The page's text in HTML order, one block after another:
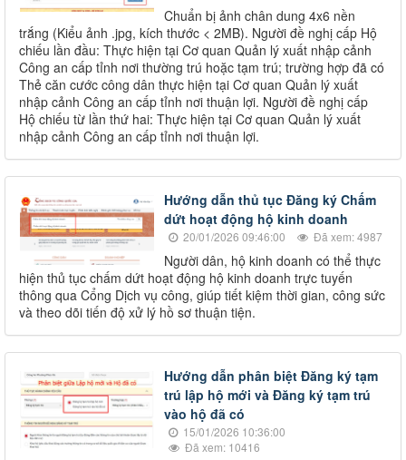
Chuẩn bị ảnh chân dung 4x6 nền
trắng (Kiểu ảnh .jpg, kích thước < 2MB). Người đề nghị cấp Hộ
chiếu lần đầu: Thực hiện tại Cơ quan Quản lý xuất nhập cảnh
Công an cấp tỉnh nơi thường trú hoặc tạm trú; trường hợp đã có
Thẻ căn cước công dân thực hiện tại Cơ quan Quản lý xuất
nhập cảnh Công an cấp tỉnh nơi thuận lợi. Người đề nghị cấp
Hộ chiếu từ lần thứ hai: Thực hiện tại Cơ quan Quản lý xuất
nhập cảnh Công an cấp tỉnh nơi thuận lợi.
Hướng dẫn thủ tục Đăng ký Chấm
dứt hoạt động hộ kinh doanh
20/01/2026 09:46:00 Đã xem: 4987
Người dân, hộ kinh doanh có thể thực
hiện thủ tục chấm dứt hoạt động hộ kinh doanh trực tuyến
thông qua Cổng Dịch vụ công, giúp tiết kiệm thời gian, công sức
và theo dõi tiến độ xử lý hồ sơ thuận tiện.
Hướng dẫn phân biệt Đăng ký tạm
trú lập hộ mới và Đăng ký tạm trú
vào hộ đã có
15/01/2026 10:36:00
Đã xem: 10416